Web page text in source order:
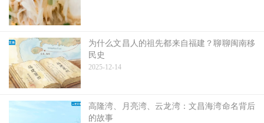
为什么文昌人的祖先都来自福建？聊聊闽南移
民史
2025-12-14
高隆湾、月亮湾、云龙湾：文昌海湾命名背后
的故事